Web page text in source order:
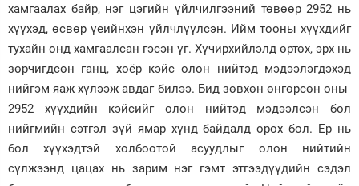
хамгаалах байр, нэг цэгийн үйлчилгээний төвөөр 2952 нь
хүүхэд, өсвөр үеийнхэн үйлчлүүлсэн. Ийм тооны хүүхдийг
тухайн онд хамгаалсан гэсэн үг. Хүчирхийлэлд өртөх, эрх нь
зөрчигдсөн ганц, хоёр кэйс олон нийтэд мэдээлэгдэхэд
нийгэм яаж хүлээж авдаг билээ. Бид зөвхөн өнгөрсөн оны
2952 хүүхдийн кэйсийг олон нийтэд мэдээлсэн бол
нийгмийн сэтгэл зүй ямар хүнд байдалд орох бол. Ер нь
бол хүүхэдтэй холбоотой асуудлыг олон нийтийн
сүлжээнд цацах нь зарим нэг гэмт этгээдүүдийн сэдэл